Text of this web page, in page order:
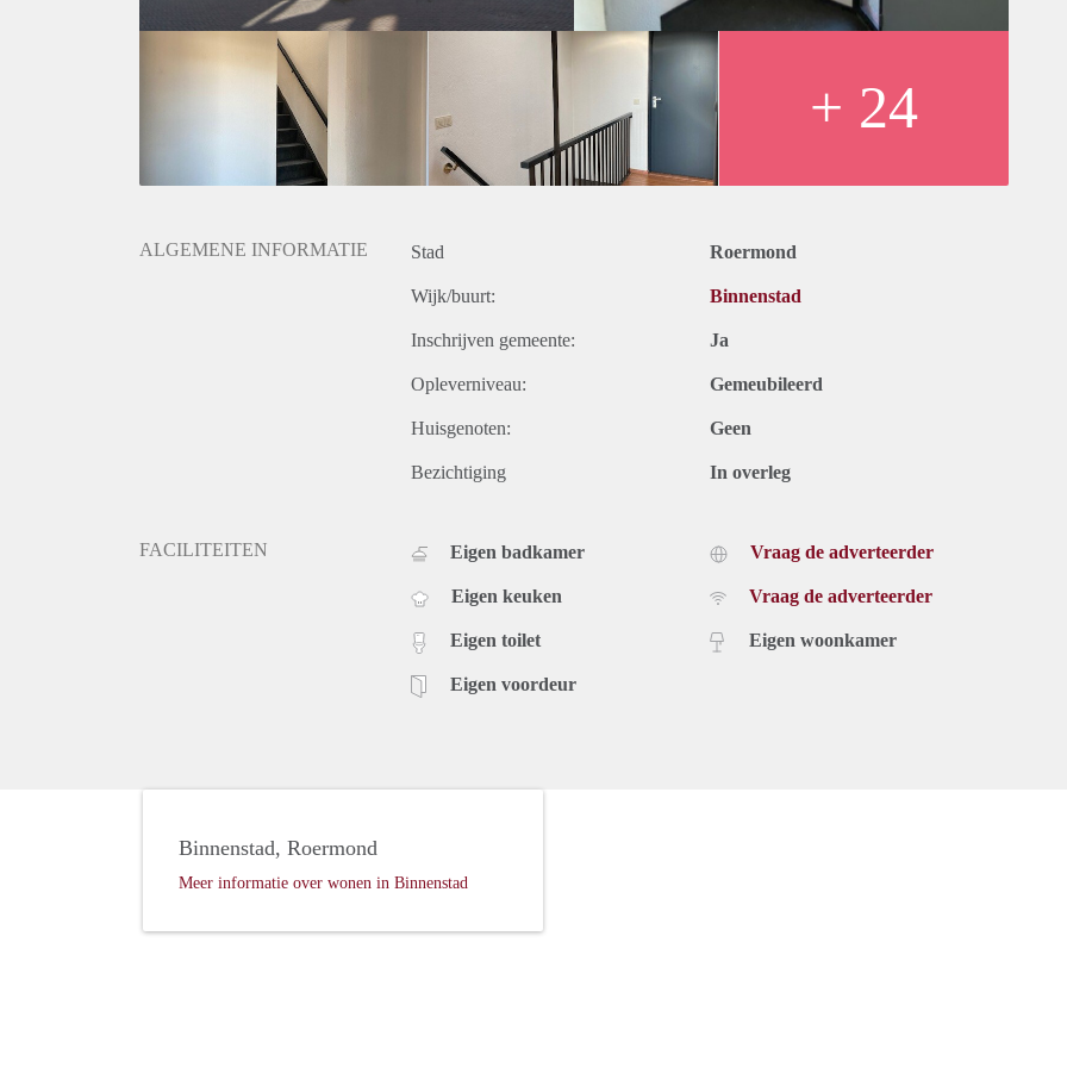
badkamer en het toilet.
De huurprijs incl. servicekosten, voorschot stookkosten, water en excl. elektra, tv en internet bedraagt € 1195,- per
maand. De waarborgsom bedraagt eenmalig € 1200,-
Optioneel is er de mogelijkheid om een privé parkeerplaats te huren voor € 100,- per maand in de parkeergarage
onder het appartementencomplex.
+ 24
ALGEMENE INFORMATIE Stad Roermond
Wijk/buurt: Binnenstad
Inschrijven gemeente: Ja
Opleverniveau: Gemeubileerd
Huisgenoten: Geen
Bezichtiging In overleg
FACILITEITEN Eigen badkamer
Eigen keuken
Eigen toilet
Eigen voordeur
Vraag de adverteerder
Vraag de adverteerder
Eigen woonkamer
Binnenstad, Roermond
Meer informatie over wonen in Binnenstad